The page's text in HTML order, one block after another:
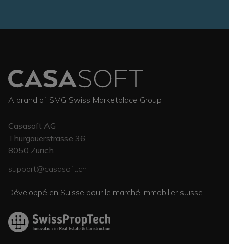
A brand of SMG Swiss Marketplace Group
Casasoft AG
Thurgauerstrasse 36
8050 Zürich
support@casasoft.ch
Développé en Suisse pour le marché immobilier suisse